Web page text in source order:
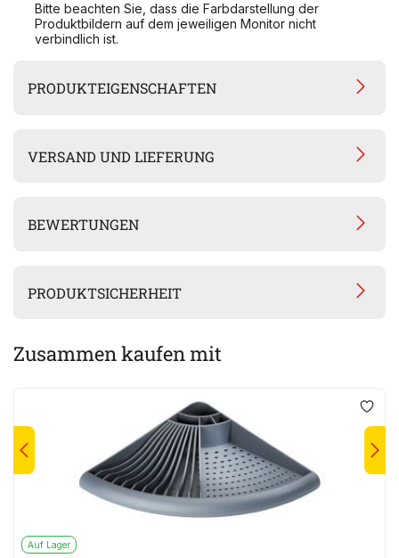
Bitte beachten Sie, dass die Farbdarstellung der
Produktbildern auf dem jeweiligen Monitor nicht
verbindlich ist.
PRODUKTEIGENSCHAFTEN
VERSAND UND LIEFERUNG
BEWERTUNGEN
PRODUKTSICHERHEIT
Zusammen kaufen mit
Auf Lager